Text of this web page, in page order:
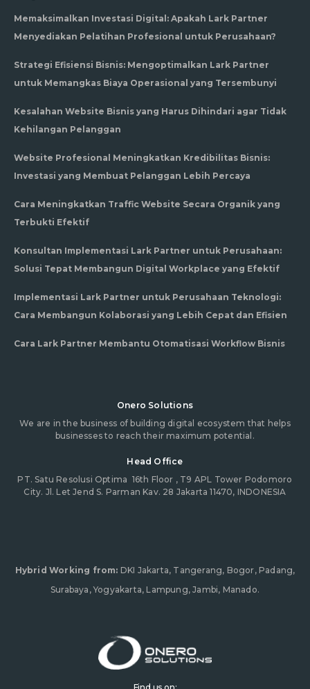
Memaksimalkan Investasi Digital: Apakah Lark Partner
Menyediakan Pelatihan Profesional untuk Perusahaan?
Strategi Efisiensi Bisnis: Mengoptimalkan Lark Partner
untuk Memangkas Biaya Operasional yang Tersembunyi
Kesalahan Website Bisnis yang Harus Dihindari agar Tidak
Kehilangan Pelanggan
Website Profesional Meningkatkan Kredibilitas Bisnis:
Investasi yang Membuat Pelanggan Lebih Percaya
Cara Meningkatkan Traffic Website Secara Organik yang
Terbukti Efektif
Konsultan Implementasi Lark Partner untuk Perusahaan:
Solusi Tepat Membangun Digital Workplace yang Efektif
Implementasi Lark Partner untuk Perusahaan Teknologi:
Cara Membangun Kolaborasi yang Lebih Cepat dan Efisien
Cara Lark Partner Membantu Otomatisasi Workflow Bisnis
Onero Solutions
We are in the business of building digital ecosystem that helps
businesses to reach their maximum potential.
Head Office
PT. Satu Resolusi Optima 16th Floor , T9 APL Tower Podomoro
City. Jl. Let Jend S. Parman Kav. 28 Jakarta 11470, INDONESIA
Hybrid Working from: DKI Jakarta, Tangerang, Bogor, Padang,
Surabaya, Yogyakarta, Lampung, Jambi, Manado.